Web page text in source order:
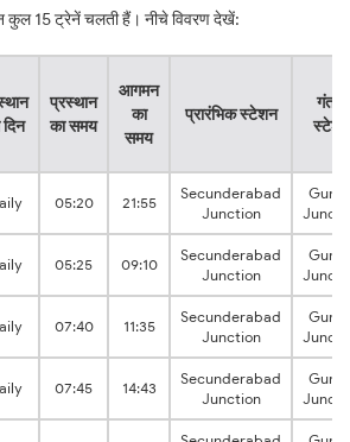
कुल 15 ट्रेनें चलती हैं। नीचे विवरण देखें:
प्रस्थान
का समय
आगमन
का
समय
प्रारंभिक स्टेशन
गंतव्य
स्टेशन
05:20 21:55
Secunderabad
Junction
05:25 09:10
Secunderabad
Junction
07:40 11:35
Secunderabad
Junction
07:45 14:43
Secunderabad
Junction